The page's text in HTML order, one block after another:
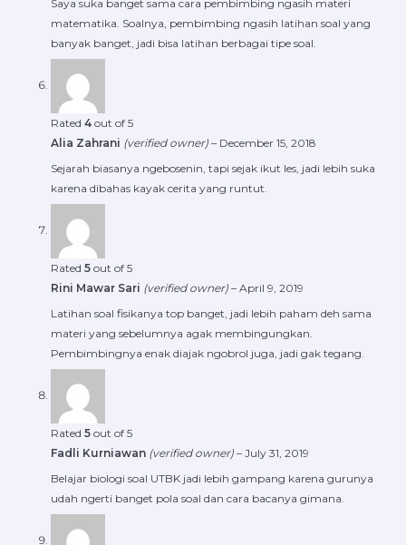
Saya suka banget sama cara pembimbing ngasih materi
matematika. Soalnya, pembimbing ngasih latihan soal yang
banyak banget, jadi bisa latihan berbagai tipe soal.
Rated 4 out of 5
Alia Zahrani (verified owner) – December 15, 2018
Sejarah biasanya ngebosenin, tapi sejak ikut les, jadi lebih suka
karena dibahas kayak cerita yang runtut.
Rated 5 out of 5
Rini Mawar Sari (verified owner) – April 9, 2019
Latihan soal fisikanya top banget, jadi lebih paham deh sama
materi yang sebelumnya agak membingungkan.
Pembimbingnya enak diajak ngobrol juga, jadi gak tegang.
Rated 5 out of 5
Fadli Kurniawan (verified owner) – July 31, 2019
Belajar biologi soal UTBK jadi lebih gampang karena gurunya
udah ngerti banget pola soal dan cara bacanya gimana.